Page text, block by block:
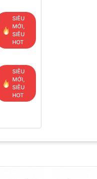
SIÊU
MỚI,
SIÊU
HOT
SIÊU
MỚI,
SIÊU
HOT